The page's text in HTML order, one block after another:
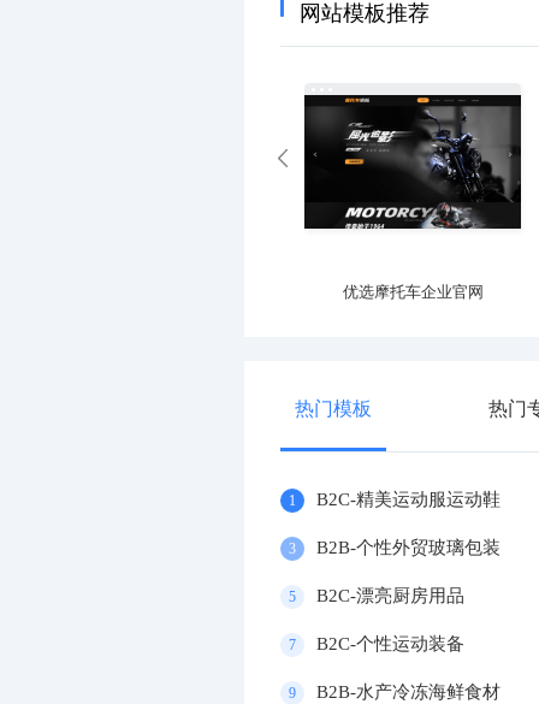
网站模板推荐
优选摩托车企业官网
热门模板 热门
1 B2C-精美运动服运动鞋
3 B2B-个性外贸玻璃包装
5 B2C-漂亮厨房用品
7 B2C-个性运动装备
9 B2B-水产冷冻海鲜食材